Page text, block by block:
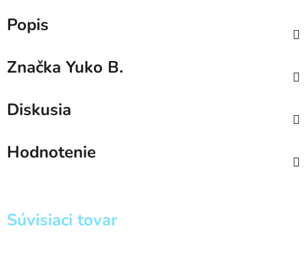
Popis
Značka Yuko B.
Diskusia
Hodnotenie
Súvisiaci tovar